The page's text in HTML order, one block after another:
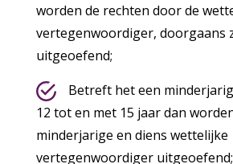
worden de rechten door de
vertegenwoordiger, doorgaans
uitgeoefend;
Betreft het een
12 tot en met 15 jaar dan
minderjarige en diens wettelijke
vertegenwoordiger uitgeoefend;